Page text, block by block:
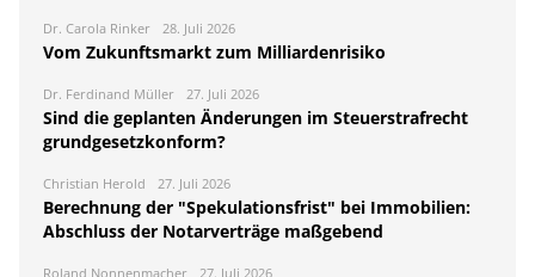
Dr. Carola Rinker 28. Juli 2026
Vom Zukunftsmarkt zum Milliardenrisiko
Dr. Ferdinand Müller 27. Juli 2026
Sind die geplanten Änderungen im Steuerstrafrecht
grundgesetzkonform?
Christian Herold 27. Juli 2026
Berechnung der "Spekulationsfrist" bei Immobilien:
Abschluss der Notarverträge maßgebend
Roland Nonnenmacher 27. Juli 2026